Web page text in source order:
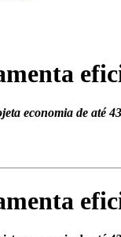
economia de até